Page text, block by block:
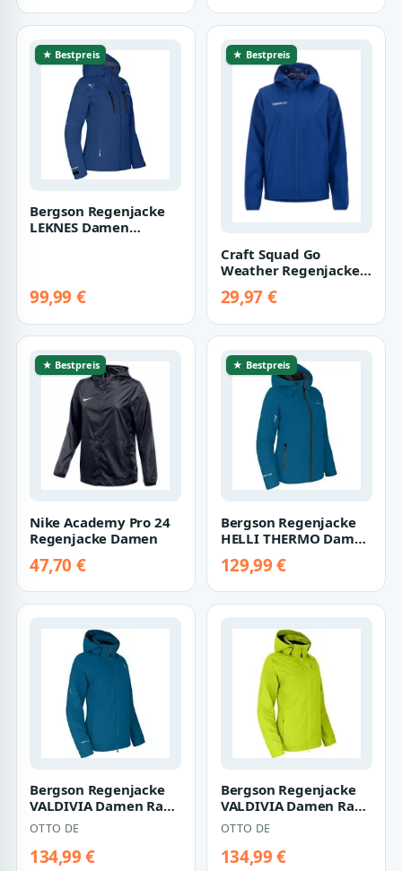
★ Bestpreis
Bergson Regenjacke
LEKNES Damen
99,99 €
★ Bestpreis
Craft Squad Go
Weather Regenjacke
29,97 €
★ Bestpreis
Nike Academy Pro 24
Regenjacke Damen
47,70 €
★ Bestpreis
Bergson Regenjacke
HELLI THERMO Damen
wattiert, 120…
129,99 €
Bergson Regenjacke
VALDIVIA Damen Rad-
Regenjacke,
Netzfutter, 12000
mm…
OTTO DE
134,99 €
Bergson Regenjacke
VALDIVIA Damen Rad-
Regenjacke,
Netzfutter, 12000
mm…
OTTO DE
134,99 €